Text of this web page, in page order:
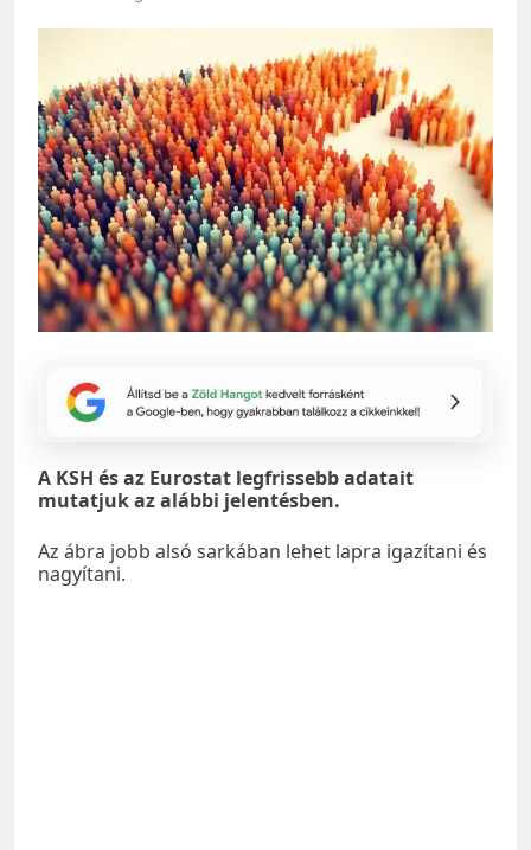
A KSH és az Eurostat legfrissebb adatait
mutatjuk az alábbi jelentésben.
Az ábra jobb alsó sarkában lehet lapra igazítani és
nagyítani.